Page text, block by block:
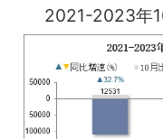
2021-2023年